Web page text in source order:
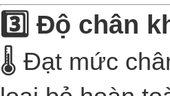
3️⃣ Độ chân
🌡️ Đạt mức